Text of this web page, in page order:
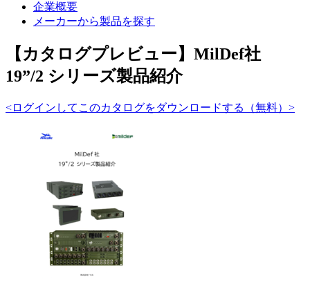
企業概要
メーカーから製品を探す
【カタログプレビュー】MilDef社
19”/2 シリーズ製品紹介
<ログインしてこのカタログをダウンロードする（無料）>